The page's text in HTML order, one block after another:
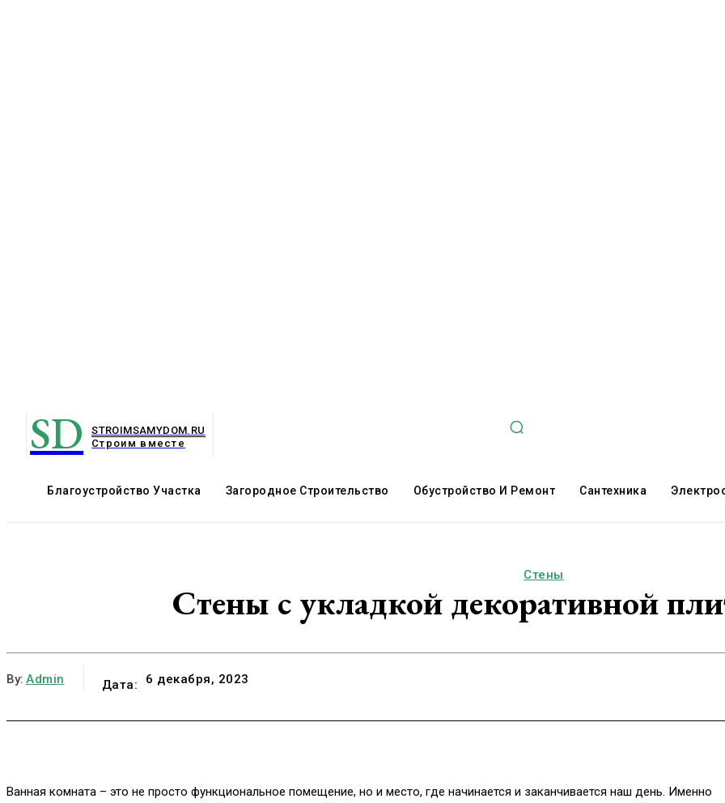
SD
STROIMSAMYDOM.RU
Строим вместе
Благоустройство Участка Загородное Строительство Обустройство И Ремонт Сантехника
Стены
Стены с укладкой декоративной
By: Admin Дата: 6 декабря, 2023
Ванная комната – это не просто функциональное помещение, но и место, где начинается и заканчивается наш день. Именно